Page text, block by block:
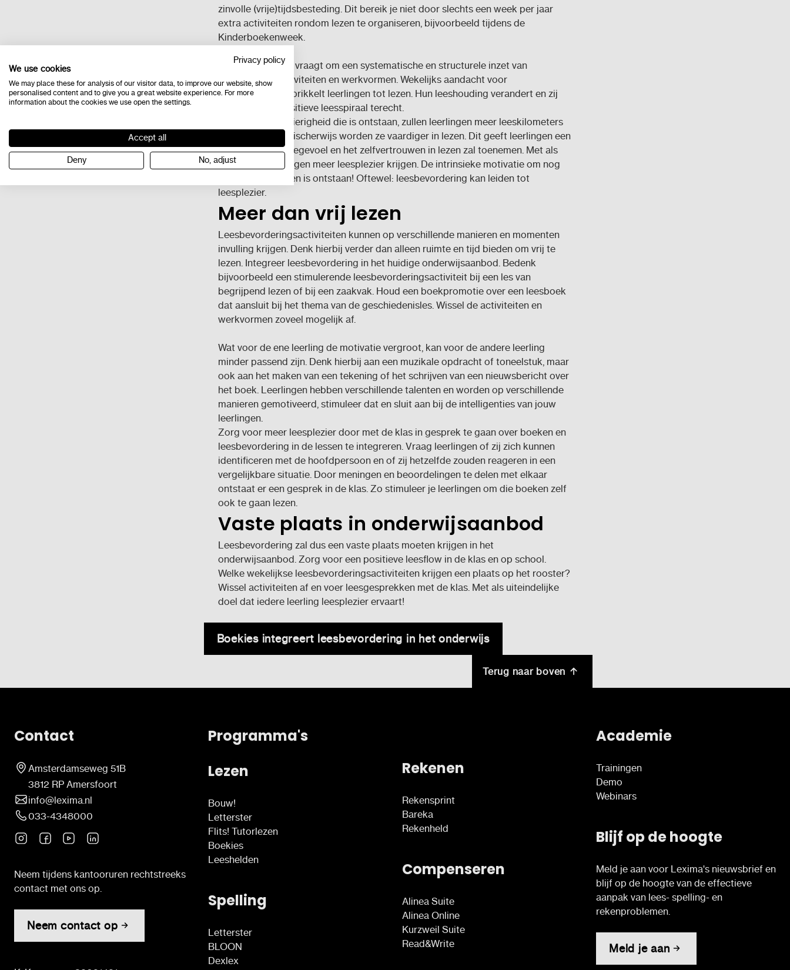
zinvolle (vrije)tijdsbesteding. Dit bereik je niet door slechts een week per jaar
extra activiteiten rondom lezen te organiseren, bijvoorbeeld tijdens de
Kinderboekenweek.
Leesbevordering vraagt om een systematische en structurele inzet van
stimulerende activiteiten en werkvormen. Wekelijks aandacht voor
leesbevordering prikkelt leerlingen tot lezen. Hun leeshouding verandert en zij
komen in een positieve leesspiraal terecht.
Door de nieuwsgierigheid die is ontstaan, zullen leerlingen meer leeskilometers
gaan maken. Logischerwijs worden ze vaardiger in lezen. Dit geeft leerlingen een
sterk competentiegevoel en het zelfvertrouwen in lezen zal toenemen. Met als
gevolg dat leerlingen meer leesplezier krijgen. De intrinsieke motivatie om nog
meer te gaan lezen is ontstaan! Oftewel: leesbevordering kan leiden tot
leesplezier.
Meer dan vrij lezen
Leesbevorderingsactiviteiten kunnen op verschillende manieren en momenten
invulling krijgen. Denk hierbij verder dan alleen ruimte en tijd bieden om vrij te
lezen. Integreer leesbevordering in het huidige onderwijsaanbod. Bedenk
bijvoorbeeld een stimulerende leesbevorderingsactiviteit bij een les van
begrijpend lezen of bij een zaakvak. Houd een boekpromotie over een leesboek
dat aansluit bij het thema van de geschiedenisles. Wissel de activiteiten en
werkvormen zoveel mogelijk af.
Wat voor de ene leerling de motivatie vergroot, kan voor de andere leerling
minder passend zijn. Denk hierbij aan een muzikale opdracht of toneelstuk, maar
ook aan het maken van een tekening of het schrijven van een nieuwsbericht over
het boek. Leerlingen hebben verschillende talenten en worden op verschillende
manieren gemotiveerd, stimuleer dat en sluit aan bij de intelligenties van jouw
leerlingen.
Zorg voor meer leesplezier door met de klas in gesprek te gaan over boeken en
leesbevordering in de lessen te integreren. Vraag leerlingen of zij zich kunnen
identificeren met de hoofdpersoon en of zij hetzelfde zouden reageren in een
vergelijkbare situatie. Door meningen en beoordelingen te delen met elkaar
ontstaat er een gesprek in de klas. Zo stimuleer je leerlingen om die boeken zelf
ook te gaan lezen.
Vaste plaats in onderwijsaanbod
Leesbevordering zal dus een vaste plaats moeten krijgen in het
onderwijsaanbod. Zorg voor een positieve leesflow in de klas en op school.
Welke wekelijkse leesbevorderingsactiviteiten krijgen een plaats op het rooster?
Wissel activiteiten af en voer leesgesprekken met de klas. Met als uiteindelijke
doel dat iedere leerling leesplezier ervaart!
Boekies integreert leesbevordering in het onderwijs
Terug naar boven
Contact
Amsterdamseweg 51B
3812 RP Amersfoort
info@lexima.nl
033-4348000
Neem tijdens kantooruren rechtstreeks
contact met ons op.
Neem contact op
Programma's
Lezen
Bouw!
Letterster
Flits! Tutorlezen
Boekies
Leeshelden
Spelling
Letterster
BLOON
Dexlex
Rekenen
Rekensprint
Bareka
Rekenheld
Compenseren
Alinea Suite
Alinea Online
Kurzweil Suite
Read&Write
Academie
Trainingen
Demo
Webinars
Blijf op de hoogte
Meld je aan voor Lexima's nieuwsbrief en
blijf op de hoogte van de effectieve
aanpak van lees- spelling- en
rekenproblemen.
Meld je aan
Privacy policy
We use cookies
We may place these for analysis of our visitor data, to improve our website, show
personalised content and to give you a great website experience. For more
information about the cookies we use open the settings.
Accept all
Deny No, adjust